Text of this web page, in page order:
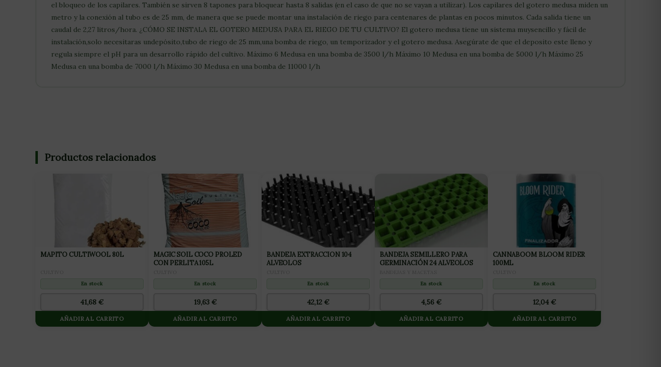
el bloqueo de los capilares. También se sirven 8 tapones para bloquear hasta 8 salidas (en el caso de que no se vayan a utilizar). Los capilares del gotero medusa miden un
metro y la conexión al tubo es de 25 mm, de manera que se puede montar una instalación de riego para centenares de plantas en pocos minutos. Cada salida tiene un
caudal de 2,27 litros/hora. ¿CÓMO SE INSTALA EL GOTERO MEDUSA PARA EL RIEGO DE TU CULTIVO? El gotero medusa tiene un sistema muysencillo y fácil de
instalación,solo necesitaras undepósito,tubo de riego de 25 mm,una bomba de riego, un temporizador y el gotero medusa. Asegúrate de que el deposito este lleno y
regula siempre el pH para un desarrollo rápido del cultivo. Máximo 6 Medusa en una bomba de 3500 l/h Máximo 10 Medusa en una bomba de 5000 l/h Máximo 25
Medusa en una bomba de 7000 l/h Máximo 30 Medusa en una bomba de 11000 l/h
Productos relacionados
MAPITO CULTIWOOL 80L
En stock
41,68 €
AÑADIR AL CARRITO
MAGIC SOIL COCO PROLED
CON PERLITA 105L
En stock
19,63 €
AÑADIR AL CARRITO
BANDEJA EXTRACCION 104
ALVEOLOS
En stock
42,12 €
AÑADIR AL CARRITO
BANDEJA SEMILLERO PARA
GERMINACIÓN 24 ALVEOLOS
En stock
4,56 €
AÑADIR AL CARRITO
CANNABOOM BLOOM RIDER
100ML
En stock
12,04 €
AÑADIR AL CARRITO